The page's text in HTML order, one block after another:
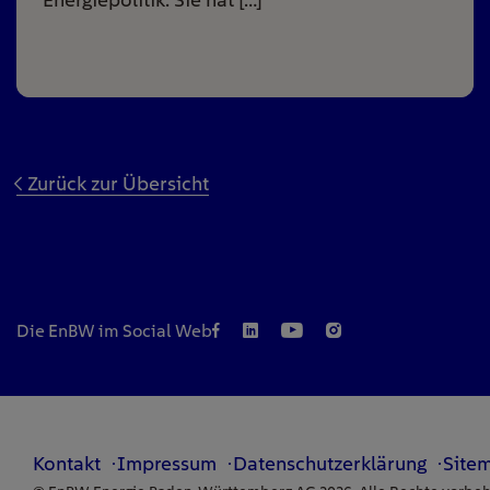
Zurück zur Übersicht
Die EnBW im Social Web
Kontakt Impressum Datenschutzerklärung